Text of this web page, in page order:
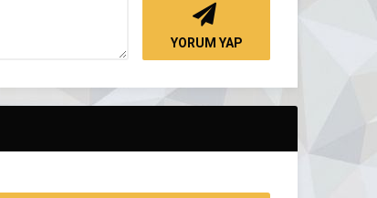
YORUM YAP